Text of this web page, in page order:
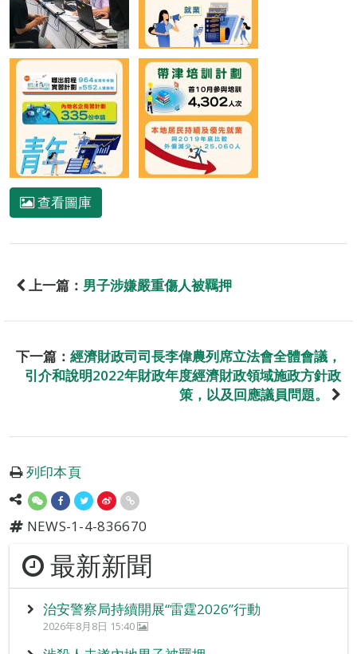
查看圖庫
上一篇： 男子涉嫌嚴重傷人被羈押
下一篇： 經濟財政司司長李偉農列席立法會全體會議，
引介和說明2022年財政年度經濟財政領域施政方針政
策，以及回應議員問題。
列印本頁
NEWS-1-4-836670
最新新聞
治安警察局持續開展“雷霆2026”行動
2026年8月8日 15:40